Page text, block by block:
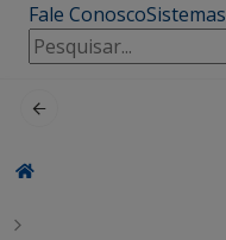
Fale ConoscoSistemas
Pesquisar
por: